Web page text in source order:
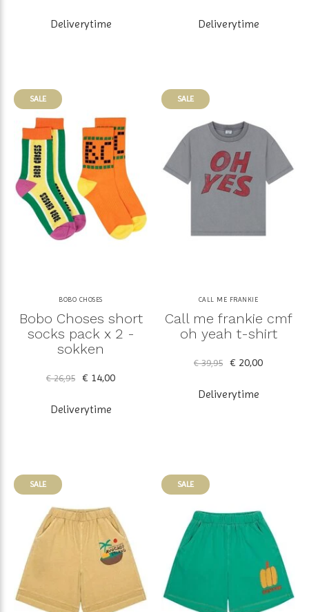
Deliverytime Deliverytime
SALE
BOBO CHOSES
Bobo Choses short
socks pack x 2 -
sokken
€ 26,95 € 14,00
Deliverytime
SALE
CALL ME FRANKIE
Call me frankie cmf
oh yeah t-shirt
€ 39,95 € 20,00
Deliverytime
SALE SALE